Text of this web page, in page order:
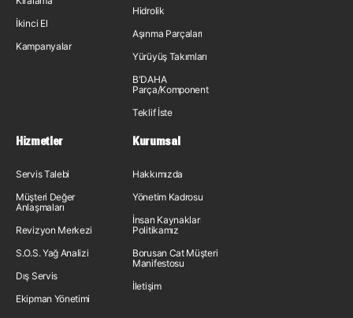
İkinci El
Kampanyalar
Hidrolik
Aşınma Parçaları
Yürüyüş Takımları
B'DAHA
Parça/Komponent
Teklif İste
Hizmetler
Servis Talebi
Müşteri Değer
Anlaşmaları
Revizyon Merkezi
S.O.S. Yağ Analizi
Dış Servis
Ekipman Yönetimi
Kurumsal
Hakkımızda
Yönetim Kadrosu
İnsan Kaynakları
Politikamız
Borusan Cat Müşteri
Manifestosu
İletişim